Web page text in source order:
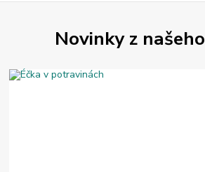
Novinky z